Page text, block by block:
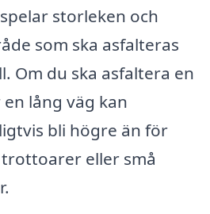
storleken och
som ska asfalteras
Om du ska asfaltera en
lång väg kan
bli högre än för
eller små